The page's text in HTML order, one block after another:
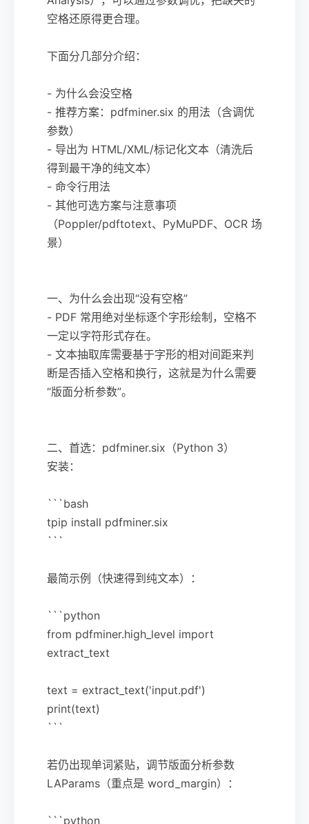
空格还原得更合理。
下面分几部分介绍：
- 为什么会没空格
- 推荐方案：pdfminer.six 的用法（含调优
参数）
- 导出为 HTML/XML/标记化文本（清洗后
得到最干净的纯文本）
- 命令行用法
- 其他可选方案与注意事项
（Poppler/pdftotext、PyMuPDF、OCR 场
景）
一、为什么会出现“没有空格”
- PDF 常用绝对坐标逐个字形绘制，空格不
一定以字符形式存在。
- 文本抽取库需要基于字形的相对间距来判
断是否插入空格和换行，这就是为什么需要
“版面分析参数”。
二、首选：pdfminer.six（Python 3）
安装：
```bash
tpip install pdfminer.six
```
最简示例（快速得到纯文本）：
```python
from pdfminer.high_level import
extract_text
text = extract_text('input.pdf')
print(text)
```
若仍出现单词紧贴，调节版面分析参数
LAParams（重点是 word_margin）：
```python